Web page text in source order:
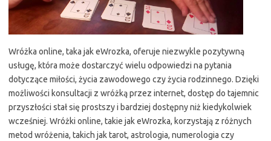
Wróżka online, taka jak eWrozka, oferuje niezwykle pozytywną
usługę, która może dostarczyć wielu odpowiedzi na pytania
dotyczące miłości, życia zawodowego czy życia rodzinnego. Dzięki
możliwości konsultacji z wróżką przez internet, dostęp do tajemnic
przyszłości stał się prostszy i bardziej dostępny niż kiedykolwiek
wcześniej. Wróżki online, takie jak eWrozka, korzystają z różnych
metod wróżenia, takich jak tarot, astrologia, numerologia czy